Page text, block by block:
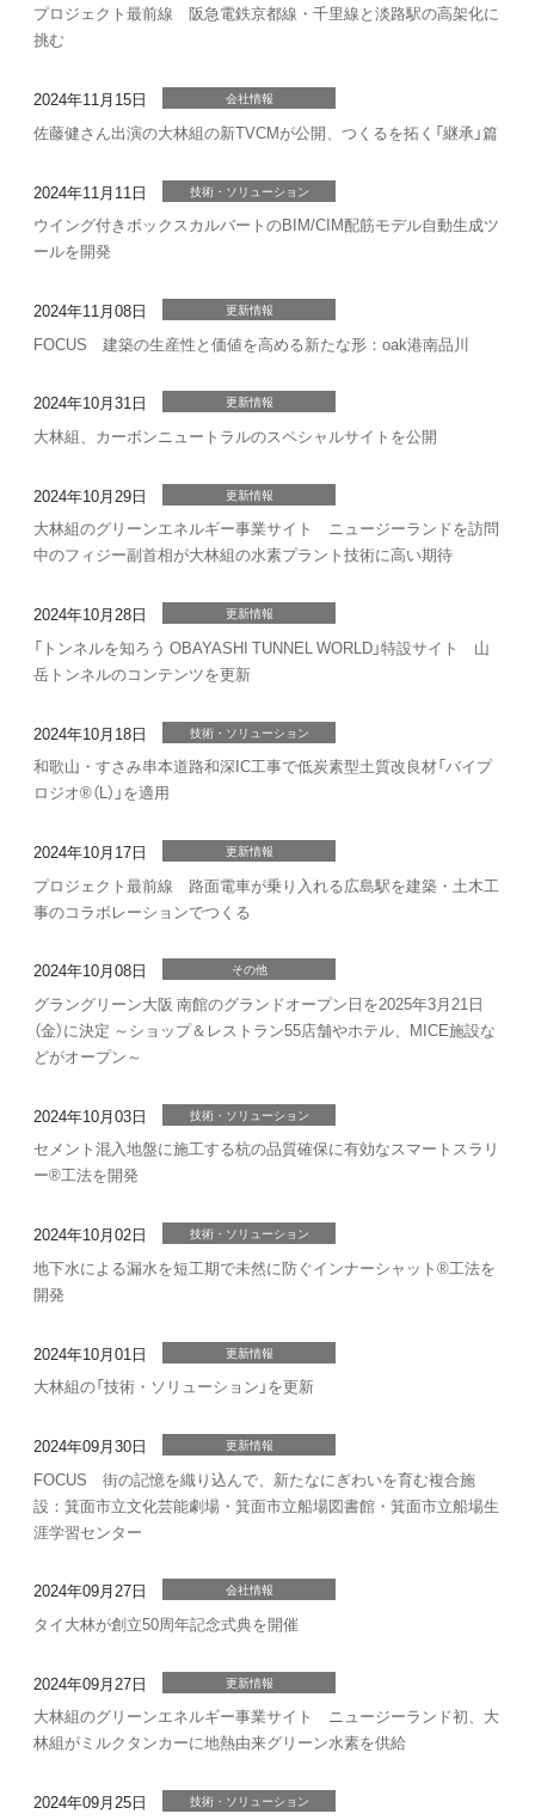
プロジェクト最前線 阪急電鉄京都線・千里線と淡路駅の高架化に
挑む
2024年11月15日 会社情報
佐藤健さん出演の大林組の新TVCMが公開、つくるを拓く「継承」篇
2024年11月11日 技術・ソリューション
ウイング付きボックスカルバートのBIM/CIM配筋モデル自動生成ツ
ールを開発
2024年11月08日 更新情報
FOCUS 建築の生産性と価値を高める新たな形：oak港南品川
2024年10月31日 更新情報
大林組、カーボンニュートラルのスペシャルサイトを公開
2024年10月29日 更新情報
大林組のグリーンエネルギー事業サイト ニュージーランドを訪問
中のフィジー副首相が大林組の水素プラント技術に高い期待
2024年10月28日 更新情報
「トンネルを知ろう OBAYASHI TUNNEL WORLD」特設サイト 山
岳トンネルのコンテンツを更新
2024年10月18日 技術・ソリューション
和歌山・すさみ串本道路和深IC工事で低炭素型土質改良材「バイプ
ロジオ®（L）」を適用
2024年10月17日 更新情報
プロジェクト最前線 路面電車が乗り入れる広島駅を建築・土木工
事のコラボレーションでつくる
2024年10月08日 その他
グラングリーン大阪 南館のグランドオープン日を2025年3月21日
（金）に決定 ～ショップ＆レストラン55店舗やホテル、MICE施設な
どがオープン～
2024年10月03日 技術・ソリューション
セメント混入地盤に施工する杭の品質確保に有効なスマートスラリ
ー®工法を開発
2024年10月02日 技術・ソリューション
地下水による漏水を短工期で未然に防ぐインナーシャット®工法を
開発
2024年10月01日 更新情報
大林組の「技術・ソリューション」を更新
2024年09月30日 更新情報
FOCUS 街の記憶を織り込んで、新たなにぎわいを育む複合施
設：箕面市立文化芸能劇場・箕面市立船場図書館・箕面市立船場生
涯学習センター
2024年09月27日 会社情報
タイ大林が創立50周年記念式典を開催
2024年09月27日 更新情報
大林組のグリーンエネルギー事業サイト ニュージーランド初、大
林組がミルクタンカーに地熱由来グリーン水素を供給
2024年09月25日 技術・ソリューション